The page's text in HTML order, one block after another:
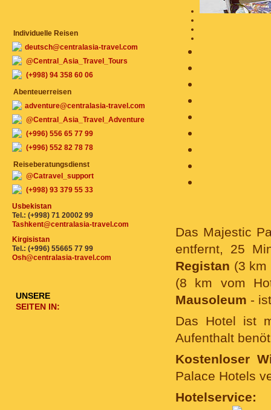
Das Majestic
entfernt, 25
Registan (3 km
(8 km vom
Mausoleum -
Das Hotel ist
Aufenthalt
Kostenloser
Palace Hotels
Hotelservice:
Individuelle Reisen
deutsch@centralasia-travel.com
@Central_Asia_Travel_Tours
(+998) 94 358 60 06
Abenteuerreisen
adventure@centralasia-travel.com
@Central_Asia_Travel_Adventure
(+996) 556 65 77 99
(+996) 552 82 78 78
Reiseberatungsdienst
@Catravel_support
(+998) 93 379 55 33
Usbekistan
Tel.: (+998) 71 20002 99
Tashkent@centralasia-travel.com
Kirgisistan
Tel.: (+996) 55665 77 99
Osh@centralasia-travel.com
UNSERE
SEITEN IN: